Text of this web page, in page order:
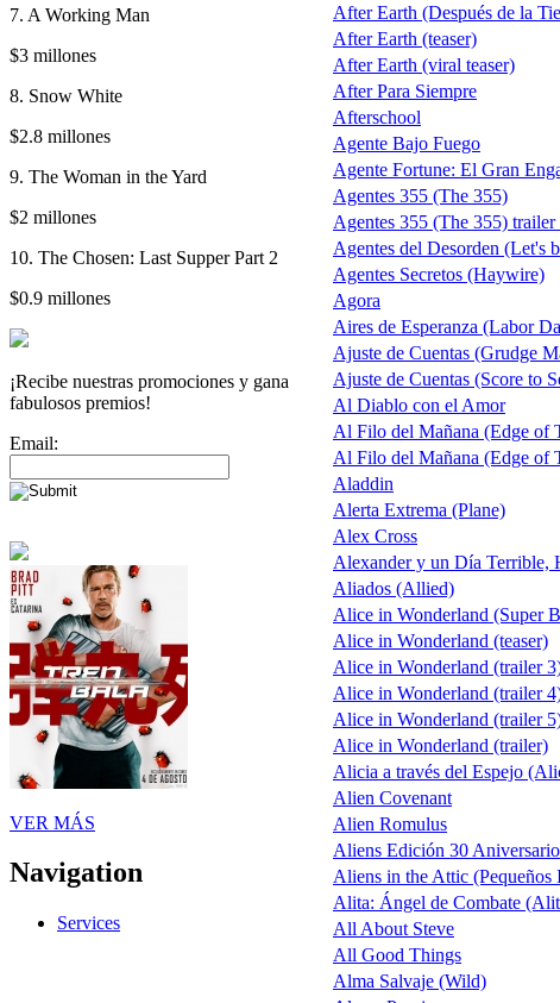
7. A Working Man
$3 millones
8. Snow White
$2.8 millones
9. The Woman in the Yard
$2 millones
10. The Chosen: Last Supper Part 2
$0.9 millones
¡Recibe nuestras promociones y gana
fabulosos premios!
Email:
VER MÁS
Navigation
Services
After Earth (Después de la
After Earth (teaser)
After Earth (viral teaser)
After Para Siempre
Afterschool
Agente Bajo Fuego
Agente Fortune: El Gran
Agentes 355 (The 355)
Agentes 355 (The 355) trailer
Agentes del Desorden (Let's
Agentes Secretos (Haywire)
Agora
Aires de Esperanza (Labor
Ajuste de Cuentas (Grudge
Ajuste de Cuentas (Score to
Al Diablo con el Amor
Al Filo del Mañana (Edge of
Al Filo del Mañana (Edge of
Aladdin
Alerta Extrema (Plane)
Alex Cross
Alexander y un Día Terrible,
Aliados (Allied)
Alice in Wonderland (Super
Alice in Wonderland (teaser)
Alice in Wonderland (trailer
Alice in Wonderland (trailer
Alice in Wonderland (trailer
Alice in Wonderland (trailer)
Alicia a través del Espejo
Alien Covenant
Alien Romulus
Aliens Edición 30 Aniversario
Aliens in the Attic (Pequeños
Alita: Ángel de Combate
All About Steve
All Good Things
Alma Salvaje (Wild)